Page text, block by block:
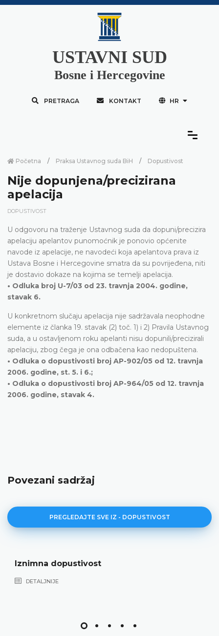
USTAVNI SUD
Bosne i Hercegovine
PRETRAGA KONTAKT HR
Početna Praksa Ustavnog suda BiH Dopustivost
Nije dopunjena/precizirana
apelacija
DOPUSTIVOST
U odgovoru na traženje Ustavnog suda da dopuni/precizira
apelaciju apelantov punomoćnik je ponovio općenite
navode iz apelacije, ne navodeći koja apelantova prava iz
Ustava Bosne i Hercegovine smatra da su povrijeđena, niti
je dostavio dokaze na kojima se temelji apelacija.
• Odluka broj U-7/03 od 23. travnja 2004. godine,
stavak 6.
U konkretnom slučaju apelacija nije sadržavala neophodne
elemente iz članka 19. stavak (2) toč. 1) i 2) Pravila Ustavnog
suda, a u ostavljenom roku apelanti nisu dopunili/precizirali
apelaciju, zbog čega je ona odbačena kao nedopuštena.
• Odluka o dopustivosti broj AP-902/05 od 12. travnja
2006. godine, st. 5. i 6.;
• Odluka o dopustivosti broj AP-964/05 od 12. travnja
2006. godine, stavak 4.
Povezani sadržaj
PREGLEDAJTE SVE IZ - DOPUSTIVOST
Iznimna dopustivost
DETALJNIJE